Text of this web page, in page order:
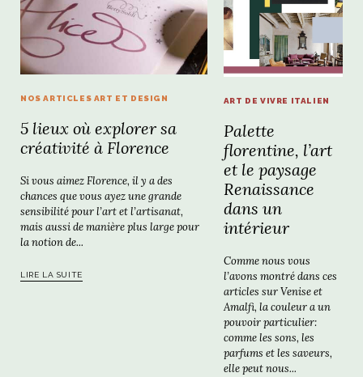
NOS ARTICLES ART ET DESIGN
5 lieux où explorer sa
créativité à Florence
Si vous aimez Florence, il y a des
chances que vous ayez une grande
sensibilité pour l’art et l’artisanat,
mais aussi de manière plus large pour
la notion de...
LIRE LA SUITE
ART DE VIVRE ITALIEN
Palette
florentine, l’art
et le paysage
Renaissance
dans un
intérieur
Comme nous vous
l’avons montré dans ces
articles sur Venise et
Amalfi, la couleur a un
pouvoir particulier:
comme les sons, les
parfums et les saveurs,
elle peut nous...